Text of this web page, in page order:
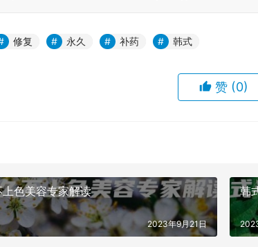
修复 永久 补药 韩式
赞 (0)
色美容专家解读
2023年9月21日
韩